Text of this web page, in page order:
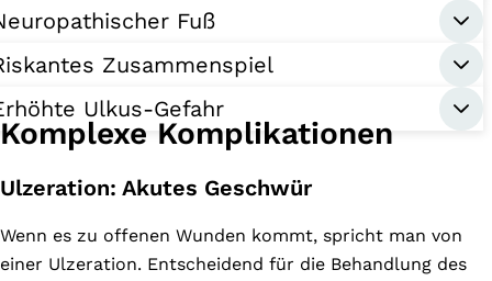
Fuß
Zusammenspiel
Ulkus-Gefahr
Komplexe Komplikationen
Ulzeration: Akutes Geschwür
Wenn es zu offenen Wunden kommt, spricht man von
einer Ulzeration. Entscheidend für die Behandlung des